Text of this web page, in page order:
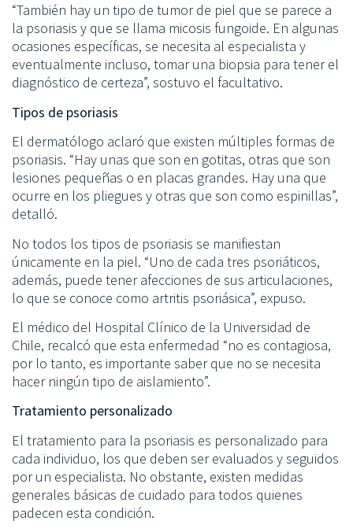
“También hay un tipo de tumor de piel que se parece a
la psoriasis y que se llama micosis fungoide. En algunas
ocasiones específicas, se necesita al especialista y
eventualmente incluso, tomar una biopsia para tener el
diagnóstico de certeza”, sostuvo el facultativo.
Tipos de psoriasis
El dermatólogo aclaró que existen múltiples formas de
psoriasis. “Hay unas que son en gotitas, otras que son
lesiones pequeñas o en placas grandes. Hay una que
ocurre en los pliegues y otras que son como espinillas”,
detalló.
No todos los tipos de psoriasis se manifiestan
únicamente en la piel. “Uno de cada tres psoriáticos,
además, puede tener afecciones de sus articulaciones,
lo que se conoce como artritis psoriásica”, expuso.
El médico del Hospital Clínico de la Universidad de
Chile, recalcó que esta enfermedad “no es contagiosa,
por lo tanto, es importante saber que no se necesita
hacer ningún tipo de aislamiento”.
Tratamiento personalizado
El tratamiento para la psoriasis es personalizado para
cada individuo, los que deben ser evaluados y seguidos
por un especialista. No obstante, existen medidas
generales básicas de cuidado para todos quienes
padecen esta condición.